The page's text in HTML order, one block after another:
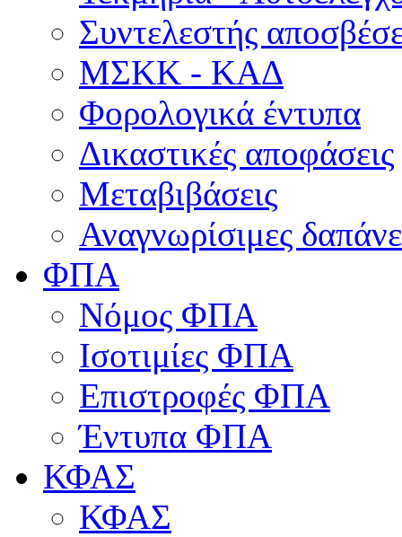
Συντελεστής
ΜΣKΚ - ΚΑΔ
Φορολογικά έντυπα
Δικαστικές αποφάσεις
Μεταβιβάσεις
Αναγνωρίσιμες
ΦΠΑ
Νόμος ΦΠΑ
Ισοτιμίες ΦΠΑ
Επιστροφές ΦΠΑ
Έντυπα ΦΠΑ
ΚΦΑΣ
ΚΦΑΣ